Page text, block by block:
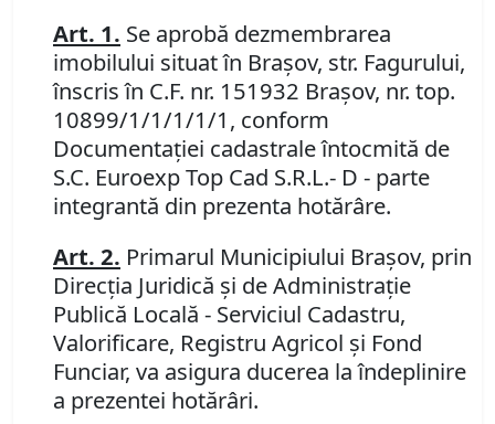
Art. 1. Se aprobă dezmembrarea
imobilului situat în Braşov, str. Fagurului,
înscris în C.F. nr. 151932 Braşov, nr. top.
10899/1/1/1/1/1, conform
Documentaţiei cadastrale întocmită de
S.C. Euroexp Top Cad S.R.L.- D - parte
integrantă din prezenta hotărâre.
Art. 2. Primarul Municipiului Braşov, prin
Direcţia Juridică şi de Administraţie
Publică Locală - Serviciul Cadastru,
Valorificare, Registru Agricol şi Fond
Funciar, va asigura ducerea la îndeplinire
a prezentei hotărâri.